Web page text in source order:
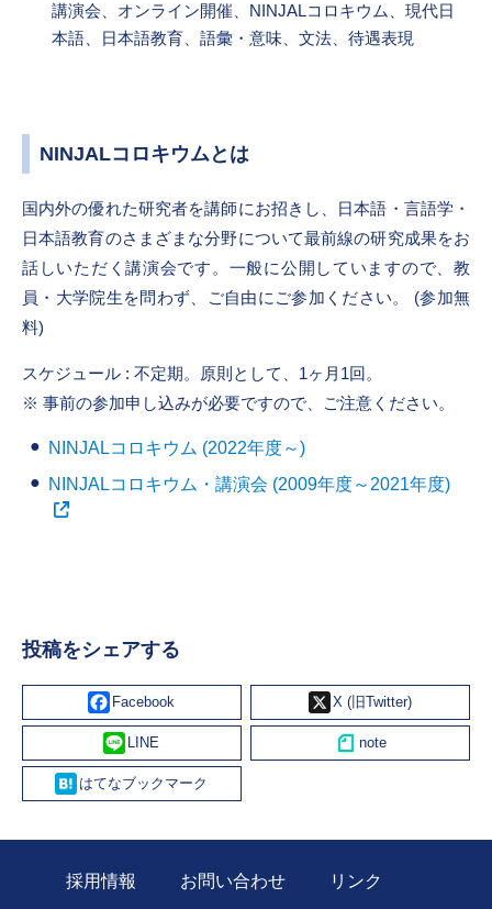
講演会、オンライン開催、NINJALコロキウム、現代日
本語、日本語教育、語彙・意味、文法、待遇表現
NINJALコロキウムとは
国内外の優れた研究者を講師にお招きし、日本語・言語学・
日本語教育のさまざまな分野について最前線の研究成果をお
話しいただく講演会です。一般に公開していますので、教
員・大学院生を問わず、ご自由にご参加ください。 (参加無
料)
スケジュール : 不定期。原則として、1ヶ月1回。
事前の参加申し込みが必要ですので、ご注意ください。
NINJALコロキウム (2022年度～)
NINJALコロキウム・講演会 (2009年度～2021年度)
投稿をシェアする
Facebook X
Line
Hatena
採用情報 お問い合わせ リンク